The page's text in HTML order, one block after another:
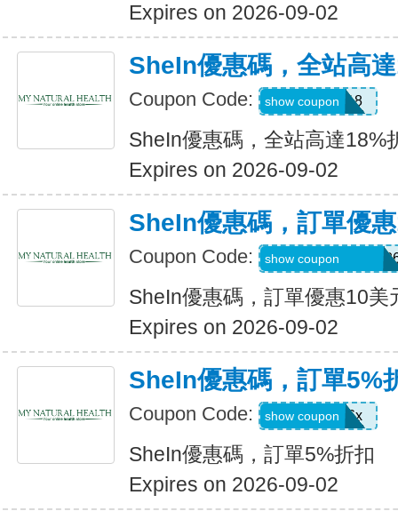
Expires on 2026-09-02
SheIn優惠碼，全站高
Coupon Code: MAY0B18
show coupon
SheIn優惠碼，全站高達18%
Expires on 2026-09-02
SheIn優惠碼，訂單優
Coupon Code: show coupon
SheIn優惠碼，訂單優惠10美
Expires on 2026-09-02
SheIn優惠碼，訂單5%
Coupon Code: stb4t5u06x
show coupon
SheIn優惠碼，訂單5%折扣
Expires on 2026-09-02